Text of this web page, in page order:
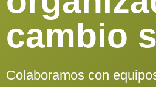
cambio
Colaboramos con